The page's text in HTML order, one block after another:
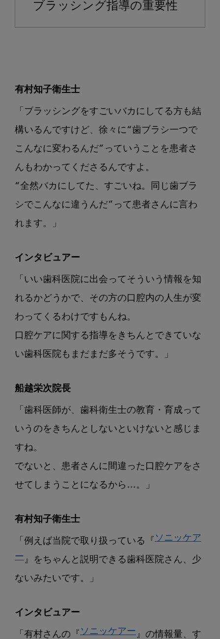
ブラッシング指導の重要性
有村知子衛生士
「ブラッシングをすごいバカにしてる方も結
構いるんですけど、徐々に“歯ブラシ一つで
こんなに変わるんだ”っていうことを患者さ
んもわかってくださるんですよ。
“全然バカにしてた、すごいね。同じ歯ブラ
シでこんなに違うんだ”って患者さんに言わ
れます。」
インタビュアー
「いい歯科医院に出会ってそういう情報を知
れるかどうかで、その方の口腔内の人生が変
口腔ケアに関する指導をきちんとできていな
い歯科医院もまだまだ多そうです。」
船越栄次院長
「歯科医師が、歯科衛生士の教育・育成って
いうのをきちんとしないといけないと感じま
すね。
でないと、患者さんに間違った口腔ケアをさ
せてしまうことになるから…。」
有村知子衛生士
「例えば当院で取り扱っている『 ソニッケア
ー』をちゃんと説明できる歯科医院さん、少
ないみたいです。」
インタビュアー
「有村さんの『 ソニッケアー』の情報量、す